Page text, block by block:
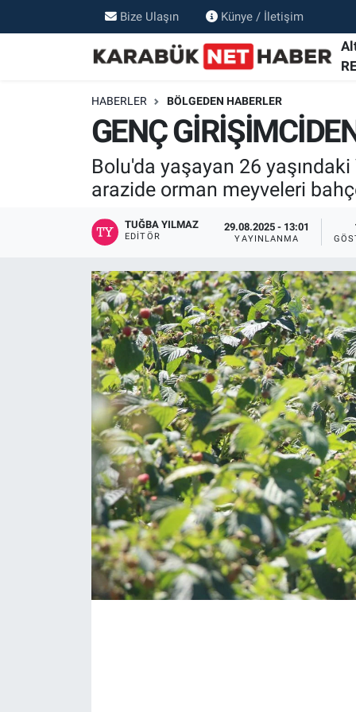
Bize Ulaşın Künye / İletişim
HABERLER BÖLGEDEN HABERLER
GENÇ
Bolu'da yaşayan 26
arazide orman meyveleri
TUĞBA YILMAZ
EDITÖR
29.08.2025 - 13:01
YAYINLANMA